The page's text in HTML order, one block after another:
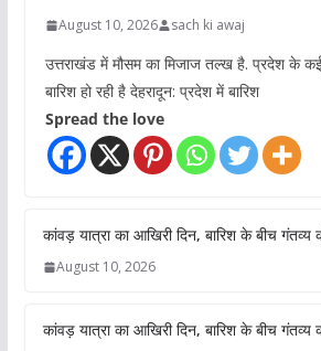
August 10, 2026 sach ki awaj
उत्तराखंड में मौसम का मिजाज तल्ख है. प्रदेश के
बारिश हो रही है देहरादून: प्रदेश में बारिश
Spread the love
कांवड़ यात्रा का आखिरी दिन, बारिश के बीच
August 10, 2026
कांवड़ यात्रा का आखिरी दिन, बारिश के बीच